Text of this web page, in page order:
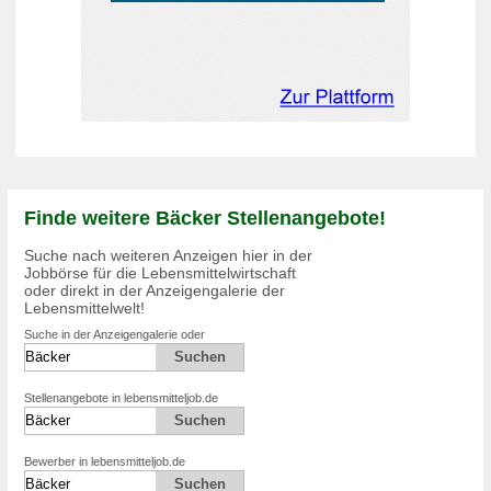
Finde weitere Bäcker Stellenangebote!
Suche nach weiteren Anzeigen hier in der
Jobbörse für die Lebensmittelwirtschaft
oder direkt in der Anzeigengalerie der
Lebensmittelwelt!
Suche in der Anzeigengalerie oder
Stellenangebote in lebensmitteljob.de
Bewerber in lebensmitteljob.de